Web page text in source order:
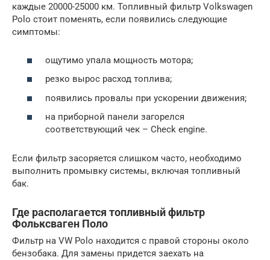
каждые 20000-25000 км. Топливный фильтр Volkswagen
Polo стоит поменять, если появились следующие
симптомы:
ощутимо упала мощность мотора;
резко вырос расход топлива;
появились провалы при ускорении движения;
на приборной панели загорелся
соответствующий чек – Check engine.
Если фильтр засоряется слишком часто, необходимо
выполнить промывку системы, включая топливный
бак.
Где располагается топливный фильтр
Фольксваген Поло
Фильтр на VW Polo находится с правой стороны около
бензобака. Для замены придется заехать на